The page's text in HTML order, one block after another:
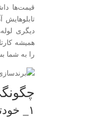
قیمت‌ها
دیگری
همیشه
را به شما
۱_ خودتان را کامل معرفی کنید